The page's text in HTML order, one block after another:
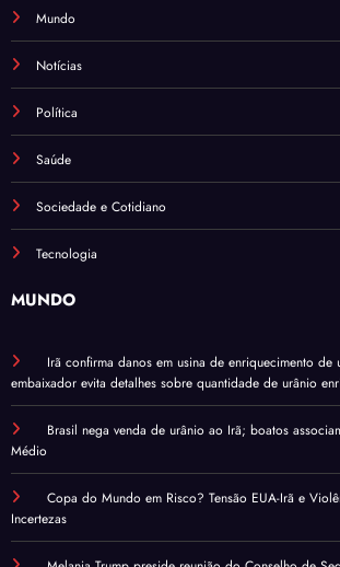
Mundo
Notícias
Política
Saúde
Sociedade e Cotidiano
Tecnologia
MUNDO
Irã confirma danos em usina de enriquecimento de
embaixador evita detalhes sobre quantidade de urânio
Brasil nega venda de urânio ao Irã; boatos
Médio
Copa do Mundo em Risco? Tensão EUA-Irã e
Incertezas